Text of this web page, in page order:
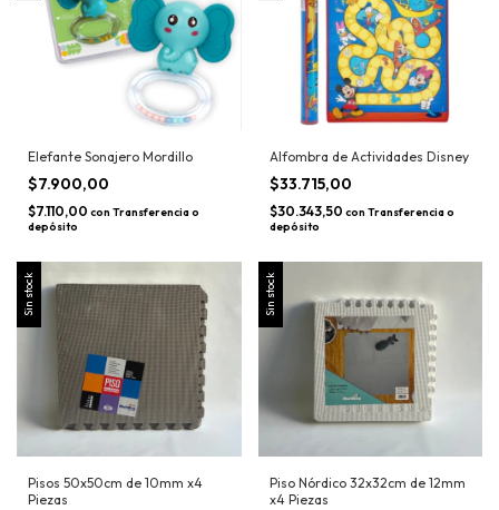
Elefante Sonajero Mordillo
$7.900,00
$7.110,00 con Transferencia o
depósito
Alfombra de Actividades Disney
$33.715,00
$30.343,50 con Transferencia o
depósito
Sin stock
Pisos 50x50cm de 10mm x4
Piezas
Sin stock
Piso Nórdico 32x32cm de 12mm
x4 Piezas